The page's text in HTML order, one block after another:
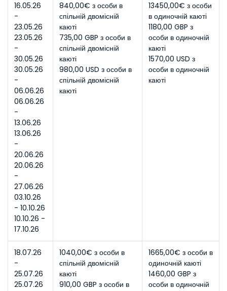
16.05.26
-
23.05.26
23.05.26
-
30.05.26
30.05.26
-
06.06.26
06.06.26
-
13.06.26
13.06.26
-
20.06.26
20.06.26
-
27.06.26
03.10.26
- 10.10.26
10.10.26 -
17.10.26
840,00€ з особи в
спільній двомісній
каюті
735,00 GBP з особи в
спільній двомісній
каюті
980,00 USD з особи в
спільній двомісній
каюті
13450,00€ з особи
в одиночній каюті
1180,00 GBP з
особи в одиночній
каюті
1570,00 USD з
особи в одиночній
каюті
18.07.26
-
25.07.26
25.07.26
1040,00€ з особи в
спільній двомісній
каюті
910,00 GBP з особи в
1665,00€ з особи в
одиночній каюті
1460,00 GBP з
особи в одиночній